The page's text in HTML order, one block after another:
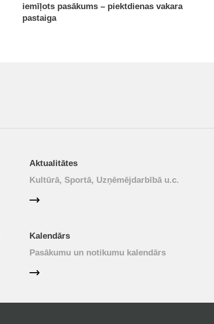
iemīļots pasākums – piektdienas vakara
pastaiga
Aktualitātes
Kultūrā, Sportā, Uzņēmējdarbībā u.c.
Kalendārs
Pasākumu un notikumu kalendārs